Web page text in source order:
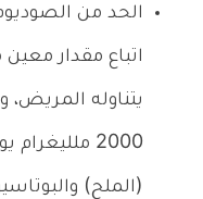
الحد من
اتباع مقدار
يتناوله
2000
(الملح)